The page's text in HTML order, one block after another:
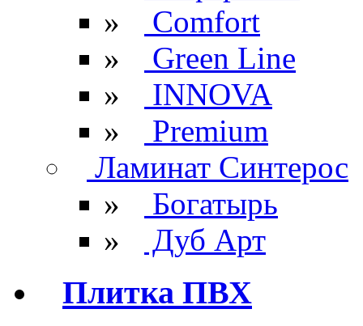
»
Comfort
»
Green Line
»
INNOVA
»
Premium
Ламинат Синтерос
»
Богатырь
»
Дуб Арт
Плитка ПВХ